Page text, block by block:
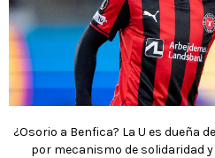
¿Osorio a Benfica? La U es dueña
por mecanismo de solidaridad